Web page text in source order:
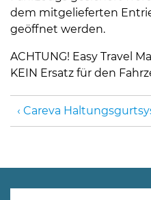
dem mitgelieferten
geöffnet werden.
ACHTUNG! Easy Travel
KEIN Ersatz für den
Careva